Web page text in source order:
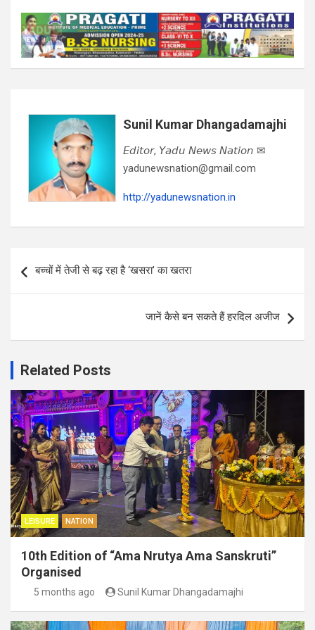
Sunil Kumar Dhangadamajhi
𝘌𝘥𝘪𝘵𝘰𝘳, 𝘠𝘢𝘥𝘶 𝘕𝘦𝘸𝘴 𝘕𝘢𝘵𝘪𝘰𝘯 ✉
yadunewsnation@gmail.com
http://yadunewsnation.in
navigation
बच्चों में तेजी से बढ़ रहा है ‘खसरा’ का खतरा
जानें कैसे बन सकते हैं हरदिल अजीज
Related Posts
LEISURE NATION
10th Edition of “Ama Nrutya Ama Sanskruti”
Organised
5 months ago Sunil Kumar Dhangadamajhi